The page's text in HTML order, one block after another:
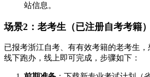
站信息。
场景2：老考生（已注册自考考籍
已报考浙江自考、有有效考籍的老考生
线下跑办，线上即可完成，步骤如下：